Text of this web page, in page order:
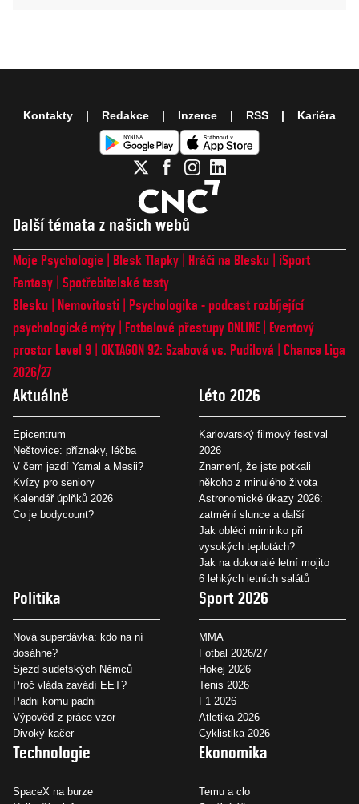
Další témata z našich webů
Moje Psychologie Blesk Tlapky Hráči na Blesku
iSport
Fantasy Spotřebitelské testy
Blesku
Nemovitosti
Psychologika - podcast rozbíjející
psychologické mýty
Fotbalové přestupy ONLINE
Eventový
prostor Level 9 OKTAGON 92: Szabová vs. Pudilová
Chance Liga
2026/27
Aktuálně
Epicentrum
Neštovice: příznaky, léčba
V čem jezdí Yamal a Mesii?
Kvízy pro seniory
Kalendář úplňků 2026
Co je bodycount?
Léto 2026
Karlovarský filmový festival
2026
Znamení, že jste potkali
někoho z minulého života
Astronomické úkazy 2026:
zatmění slunce a další
Jak obléci miminko při
vysokých teplotách?
Jak na dokonalé letní mojito
6 lehkých letních salátů
Politika
Nová superdávka: kdo na ní
dosáhne?
Sjezd sudetských Němců
Proč vláda zavádí EET?
Padni komu padni
Výpověď z práce vzor
Divoký kačer
Sport 2026
MMA
Fotbal 2026/27
Hokej 2026
Tenis 2026
F1 2026
Atletika 2026
Cyklistika 2026
Technologie
SpaceX na burze
Ekonomika
Temu a clo
Kontakty Redakce Inzerce RSS Kariéra